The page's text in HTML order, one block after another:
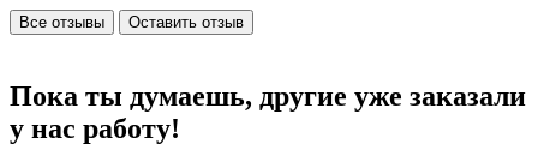
Все отзывы Оставить отзыв
Пока ты думаешь, другие уже заказали
у нас работу!